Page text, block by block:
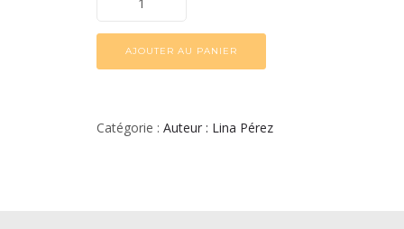
AJOUTER AU PANIER
Catégorie : Auteur : Lina Pérez